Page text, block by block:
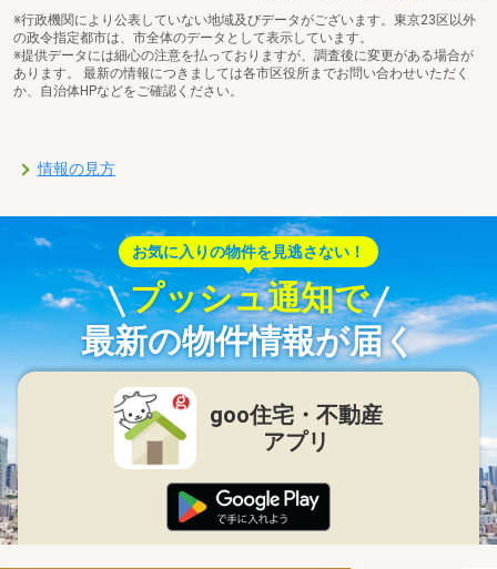
※行政機関により公表していない地域及びデータがございます。東京23区以外
の政令指定都市は、市全体のデータとして表示しています。
※提供データには細心の注意を払っておりますが、調査後に変更がある場合が
あります。 最新の情報につきましては各市区役所までお問い合わせいただく
か、自治体HPなどをご確認ください。
情報の見方
お気に入りの物件を見逃さない！
プッシュ通知で
最新の物件情報が届く
goo住宅・不動産
アプリ